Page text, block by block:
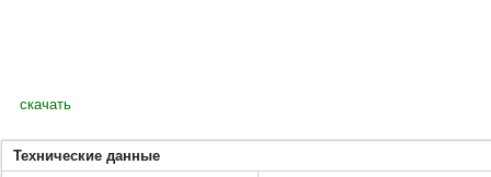
скачать
Технические данные